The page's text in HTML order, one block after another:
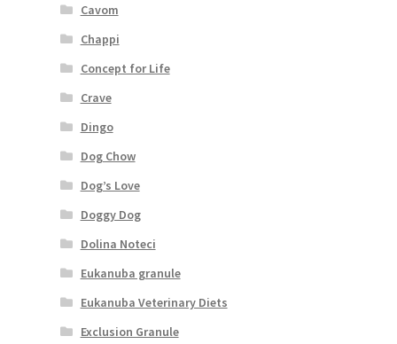
Cavom
Chappi
Concept for Life
Crave
Dingo
Dog Chow
Dog’s Love
Doggy Dog
Dolina Noteci
Eukanuba granule
Eukanuba Veterinary Diets
Exclusion Granule